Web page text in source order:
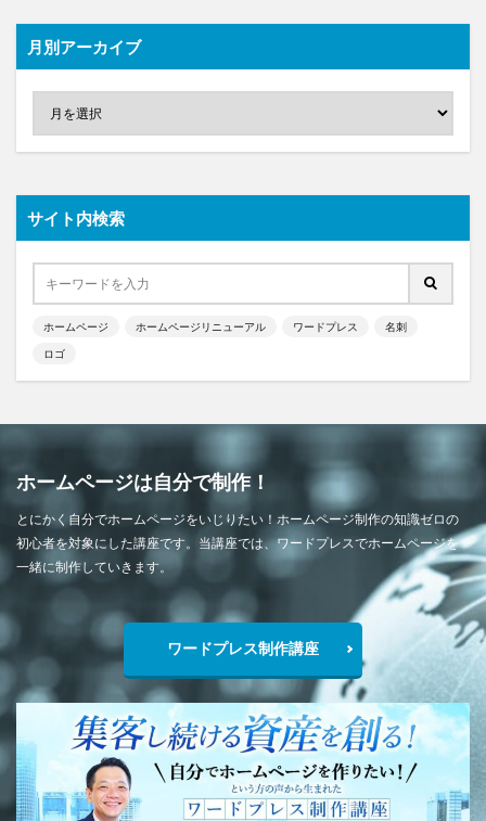
月別アーカイブ
サイト内検索
ホームページ ホームページリニューアル ワードプレス 名刺
ロゴ
ホームページは自分で制作！
とにかく自分でホームページをいじりたい！ホームページ制作の知識ゼロの
初心者を対象にした講座です。当講座では、ワードプレスでホームページを
一緒に制作していきます。
ワードプレス制作講座